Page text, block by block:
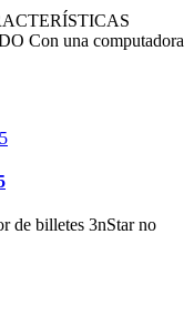
Con una computadora
de billetes 3nStar no